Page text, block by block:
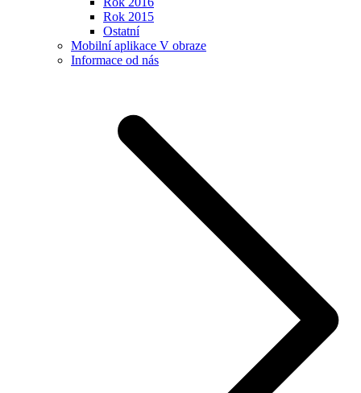
Rok 2015
Ostatní
Mobilní aplikace V obraze
Informace od nás